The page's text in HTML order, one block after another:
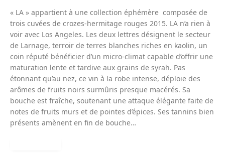
« LA » appartient à une collection éphémère composée de
trois cuvées de crozes-hermitage rouges 2015. LA n’a rien à
voir avec Los Angeles. Les deux lettres désignent le secteur
de Larnage, terroir de terres blanches riches en kaolin, un
coin réputé bénéficier d’un micro-climat capable d’offrir une
maturation lente et tardive aux grains de syrah. Pas
étonnant qu’au nez, ce vin à la robe intense, déploie des
arômes de fruits noirs surmûris presque macérés. Sa
bouche est fraîche, soutenant une attaque élégante faite de
notes de fruits murs et de pointes d’épices. Ses tannins bien
présents amènent en fin de bouche…